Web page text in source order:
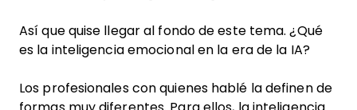
Así que quise llegar al fondo de este tema. ¿Qué
es la inteligencia emocional en la era de la IA?
Los profesionales con quienes hablé la definen de
formas muy diferentes. Para ellos, la inteligencia